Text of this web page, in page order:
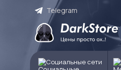
Telegram
Социальные сети